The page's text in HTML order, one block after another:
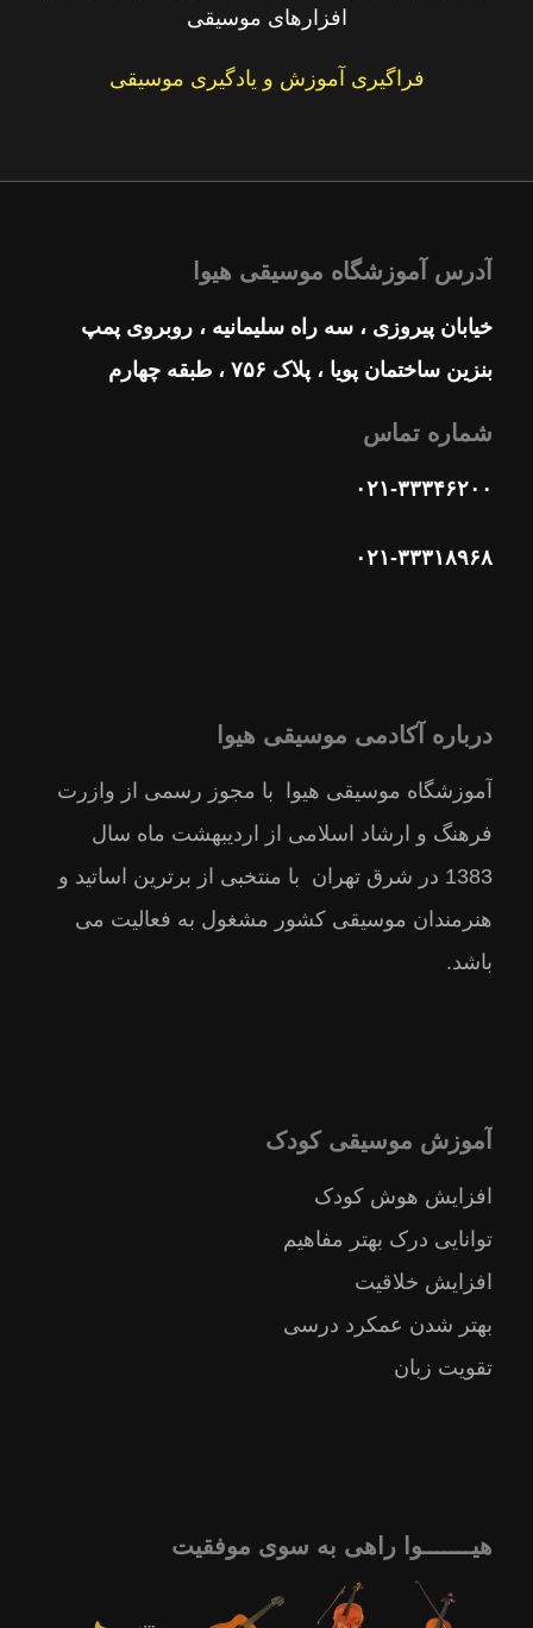
افزارهای موسیقی
فراگیری آموزش و یادگیری موسیقی
آدرس آموزشگاه موسیقی هیوا
خیابان پیروزی ، سه راه سلیمانیه ، روبروی پمپ
بنزین ساختمان پویا ، پلاک ۷۵۶ ، طبقه چهارم
شماره تماس
۰۲۱-۳۳۳۴۶۲۰۰
۰۲۱-۳۳۳۱۸۹۶۸
درباره آکادمی موسیقی هیوا
آموزشگاه موسیقی هیوا با مجوز رسمى از وازرت
فرهنگ و ارشاد اسلامى از ارديبهشت ماه سال
1383 در شرق تهران با منتخبى از برترين اساتيد و
هنرمندان موسيقى كشور مشغول به فعالیت می
باشد.
آموزش موسیقی کودک
افزایش هوش کودک
توانایی درک بهتر مفاهیم
افزایش خلاقیت
بهتر شدن عمکرد درسی
تقویت زبان
هیـــــــوا راهی به سوی موفقیت